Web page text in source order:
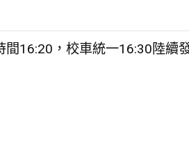
16:20，校車統一16:30陸續